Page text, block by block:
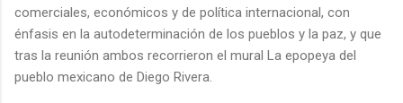
comerciales, económicos y de política internacional, con
énfasis en la autodeterminación de los pueblos y la paz, y que
tras la reunión ambos recorrieron el mural La epopeya del
pueblo mexicano de Diego Rivera.